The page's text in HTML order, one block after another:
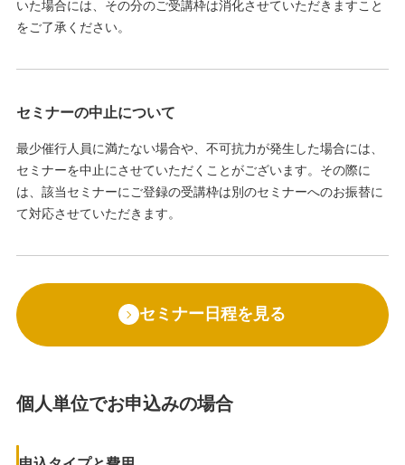
いた場合には、その分のご受講枠は消化させていただきますこと
をご了承ください。
セミナーの中止について
最少催行人員に満たない場合や、不可抗力が発生した場合には、
セミナーを中止にさせていただくことがございます。その際に
は、該当セミナーにご登録の受講枠は別のセミナーへのお振替に
て対応させていただきます。
セミナー日程を見る
個人単位でお申込みの場合